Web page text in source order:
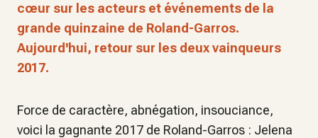
cœur sur les acteurs et événements de la
grande quinzaine de Roland-Garros.
Aujourd'hui, retour sur les deux vainqueurs
2017.
Force de caractère, abnégation, insouciance,
voici la gagnante 2017 de Roland-Garros : Jelena